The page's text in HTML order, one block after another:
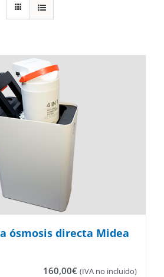
ósmosis directa Midea
160,00€ (IVA no incluido)